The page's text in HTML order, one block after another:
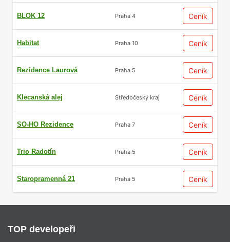
BLOK 12 Praha 4 Ceník
Habitat Praha 10 Ceník
Rezidence Laurová Praha 5 Ceník
Klecanská alej Středočeský kraj Ceník
SO-HO Rezidence Praha 7 Ceník
Trio Radotín Praha 5 Ceník
Staropramenná 21 Praha 5 Ceník
TOP developeři